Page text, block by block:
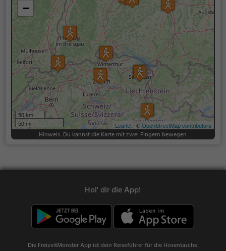
−
50 km
50 mi
Leaflet | ©OpenStreetMap contributors
Hinweis: Du kannst die Karte mit zwei Fingern bewegen.
Hol' dir die App!
Die FreizeitMonster App ist dein Reiseführer für die Hosentasche.